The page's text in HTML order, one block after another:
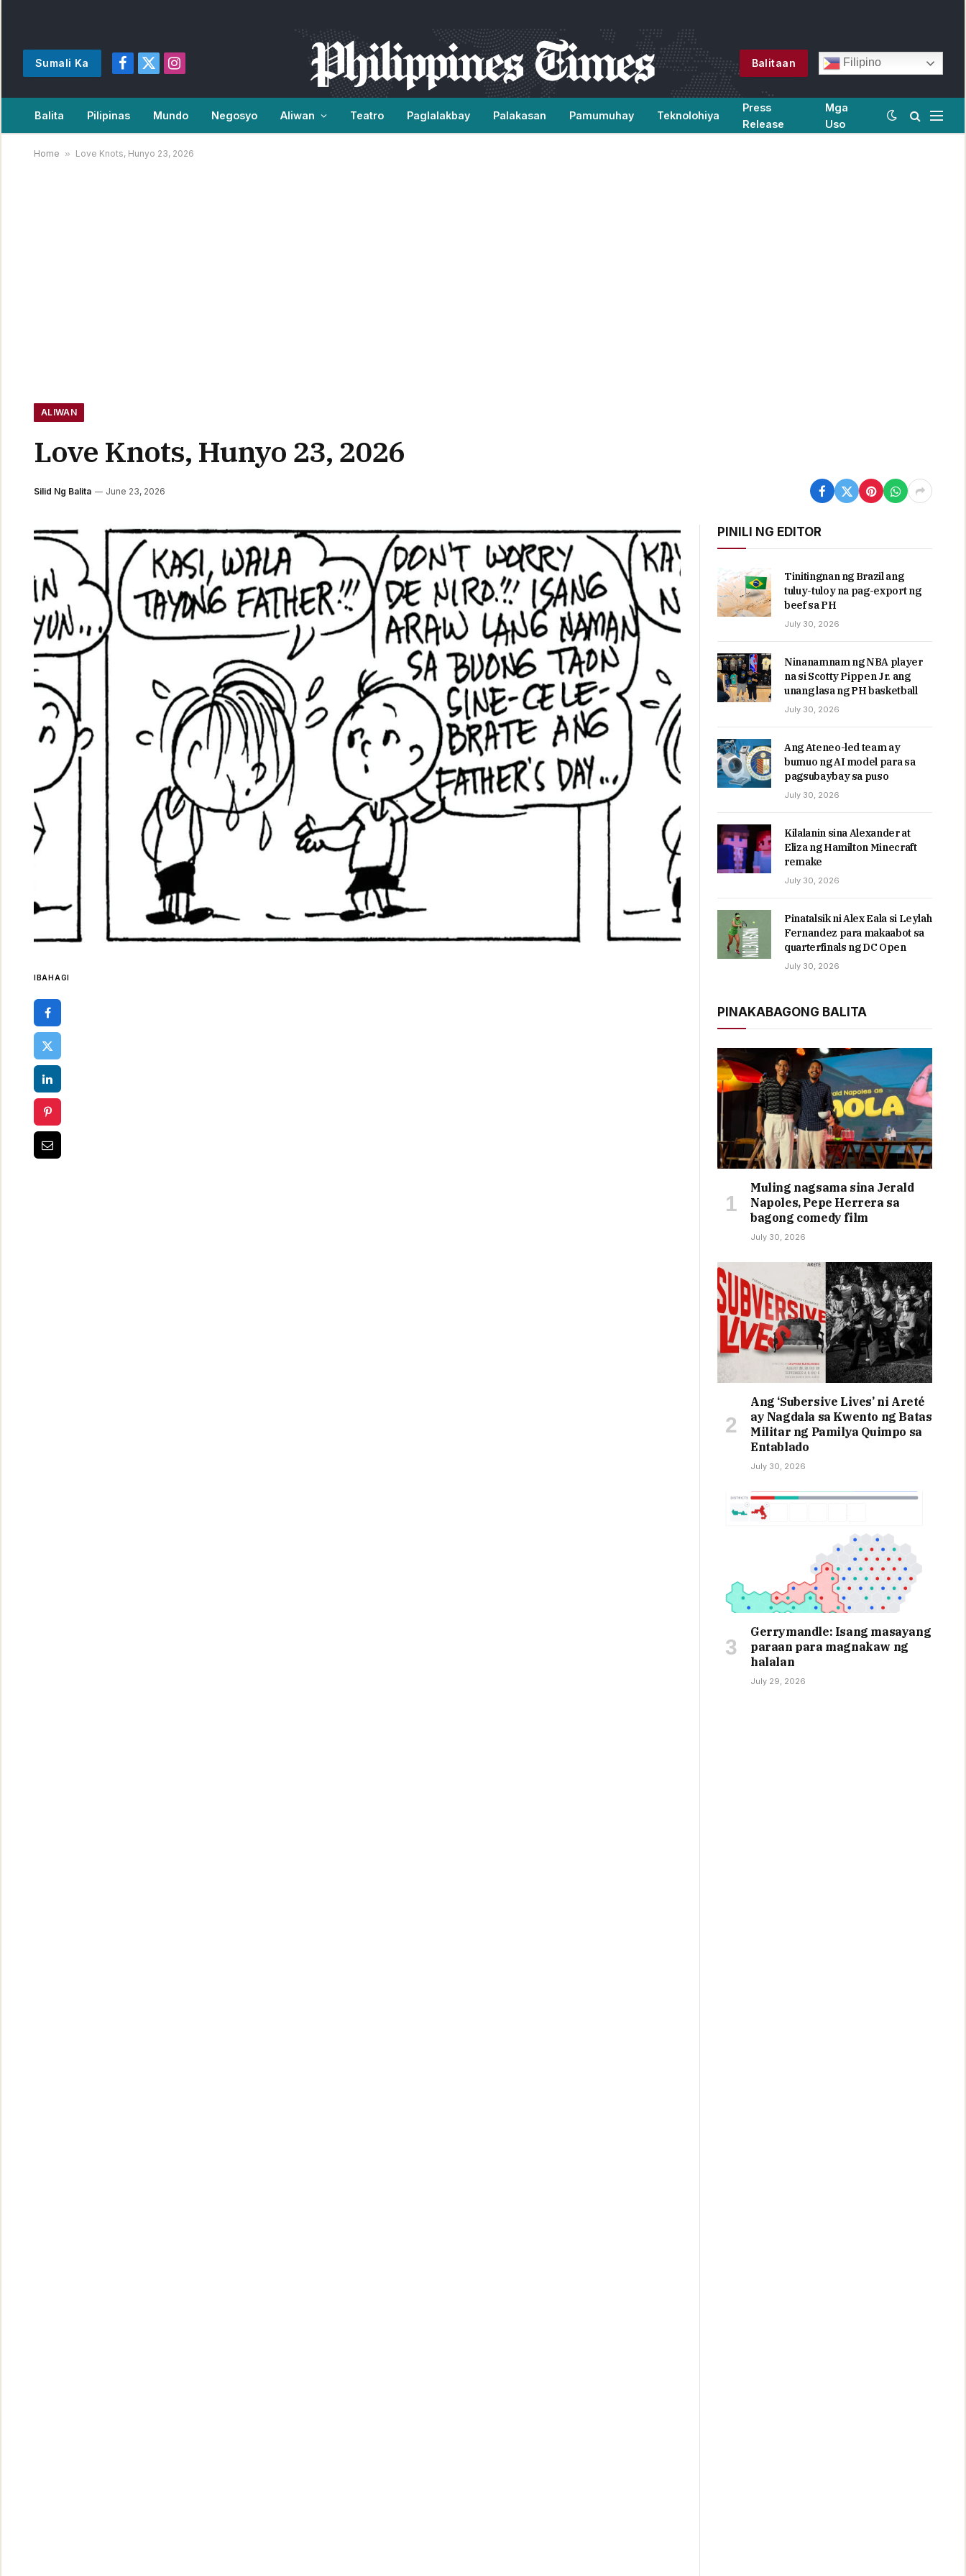
Sumali Ka Facebook
X
Instagram Balitaan Filipino
Balita Pilipinas Mundo Negosyo Aliwan Teatro Paglalakbay Palakasan Pamumuhay Teknolohiya
Press
Release
Mga
Uso
Home » Love Knots, Hunyo 23, 2026
ALIWAN
Love Knots, Hunyo 23, 2026
Silid Ng Balita June 23, 2026
IBAHAGI
PINILI NG EDITOR
Tinitingnan ng Brazil ang
tuluy-tuloy na pag-export ng
beef sa PH
July 30, 2026
Ninanamnam ng NBA player
na si Scotty Pippen Jr. ang
unang lasa ng PH basketball
July 30, 2026
Ang Ateneo-led team ay
bumuo ng AI model para sa
pagsubaybay sa puso
July 30, 2026
Kilalanin sina Alexander at
Eliza ng Hamilton Minecraft
remake
July 30, 2026
Pinatalsik ni Alex Eala si Leylah
Fernandez para makaabot sa
quarterfinals ng DC Open
July 30, 2026
PINAKABAGONG BALITA
Muling nagsama sina Jerald
Napoles, Pepe Herrera sa
bagong comedy film
July 30, 2026
Ang ‘Subersive Lives’ ni Areté
ay Nagdala sa Kwento ng Batas
Militar ng Pamilya Quimpo sa
Entablado
July 30, 2026
Gerrymandle: Isang masayang
paraan para magnakaw ng
halalan
July 29, 2026